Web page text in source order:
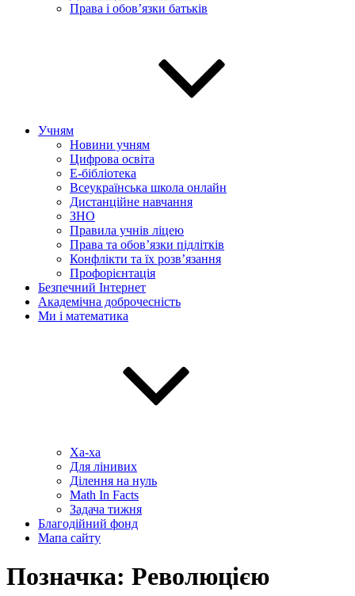
Права і обов’язки батьків
Учням
Новини учням
Цифрова освіта
E-бібліотека
Всеукраїнська школа онлайн
Дистанційне навчання
ЗНО
Правила учнів ліцею
Права та обов’язки підлітків
Конфлікти та їх розв’язання
Профорієнтація
Безпечний Інтернет
Академічна доброчесність
Ми і математика
Ха-ха
Для лінивих
Ділення на нуль
Math In Facts
Задача тижня
Благодійний фонд
Мапа сайту
Позначка: Революцією